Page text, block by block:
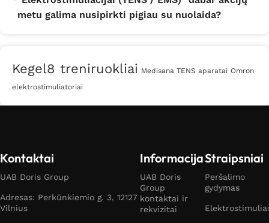
– norima išvengti trombozės;
– norima sumažinti nuovargį.
raumenų stimuliavimui, ištvermės, jėgos didinimui,
Raumenų stiprinimui skirti elektrostimuliatoriai leidžia
greičiau džiaugtis gražiomis kūno formomis ir padeda
metu galima nusipirkti pigiau su nuolaida?
Kegel8 treniruokliai Medisana TENS aparatai Omron
elektrostimuliatoriai
Kontaktai
UAB Doris Group
Adresas: Perkūnkiemio g. 3, 12127
Vilnius
Informacija
UAB Doris
Group
kontaktai ir
rekvizitai
Straipsniai
Peršalimo
gydymas